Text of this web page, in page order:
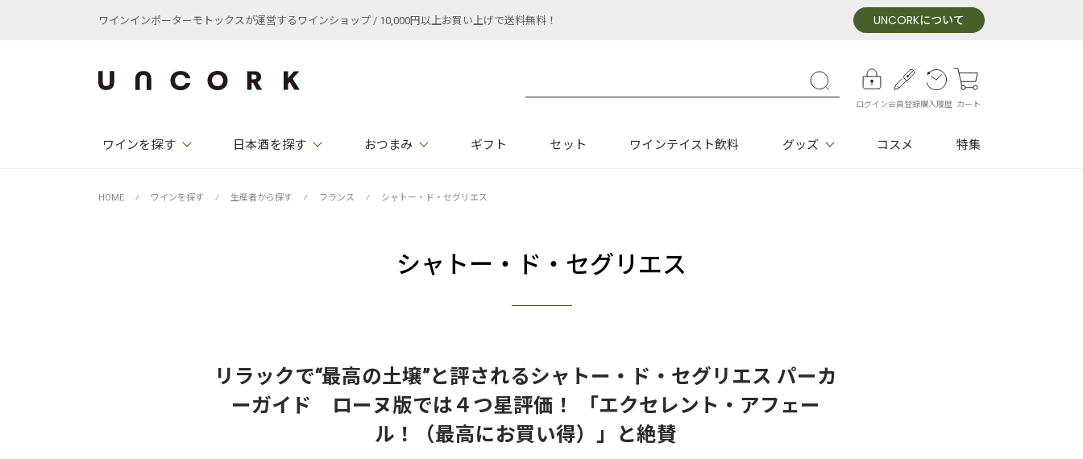
ワインインポーターモトックスが運営するワインショップ / 10,000円以上お買い上げで送料無料！ UNCORKについて
ログイン会員登録購入履歴 カート
ワインを探す 日本酒を探す おつまみ ギフト セット ワインテイスト飲料 グッズ コスメ 特集
HOME ⁄ ワインを探す ⁄ 生産者から探す ⁄ フランス ⁄ シャトー・ド・セグリエス
シャトー・ド・セグリエス
リラックで“最高の土壌”と評されるシャトー・ド・セグリエス パーカ
ーガイド ローヌ版では４つ星評価！ 「エクセレント・アフェー
ル！（最高にお買い得）」と絶賛